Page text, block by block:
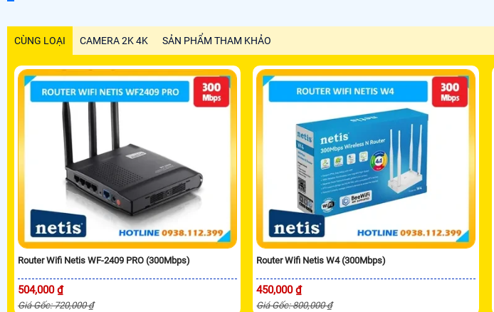
CÙNG LOẠI CAMERA 2K 4K SẢN PHẨM THAM KHẢO
Router Wifi Netis WF-2409 PRO (300Mbps)
504,000 ₫
Giá Gốc: 720,000 ₫
Router Wifi Netis W4 (300Mbps)
450,000 ₫
Giá Gốc: 800,000 ₫